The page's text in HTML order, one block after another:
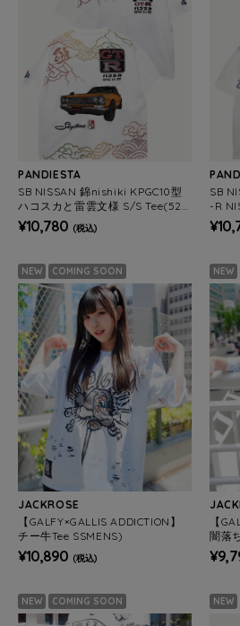
PANDIESTA
SB NISSAN 錦nishiki KPGC10型
ハコスカと雷雲文様 S/S Tee(526
212 MENS/WOMENS)
¥10,780 (税込)
SB
-R
様 S/
ENS)
NEW COMING SOON
JACKROSE
【GALFY×GALLIS ADDICTION】
チー牛Tee SSMENS)
¥10,890 (税込)
NEW
【
闇落
NEW COMING SOON NEW